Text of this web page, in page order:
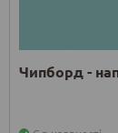
Чипборд -